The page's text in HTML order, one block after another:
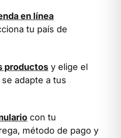
en línea
tu país de
productos y elige el
adapte a tus
con tu
método de pago y